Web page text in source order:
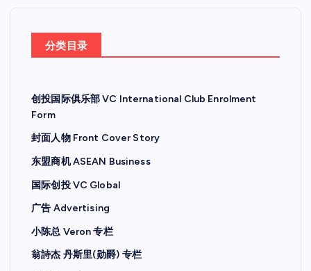
分类目录
创投国际俱乐部 VC International Club Enrolment
Form
封面人物 Front Cover Story
东盟商机 ASEAN Business
国际创投 VC Global
广告 Advertising
小陈总 Veron 专栏
翁詩杰 丹斯里(勋爵) 专栏